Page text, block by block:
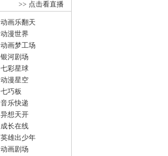
>> 点击看直播
动画乐翻天
动漫世界
动画梦工场
银河剧场
七彩星球
动漫星空
七巧板
音乐快递
异想天开
成长在线
英雄出少年
动画剧场